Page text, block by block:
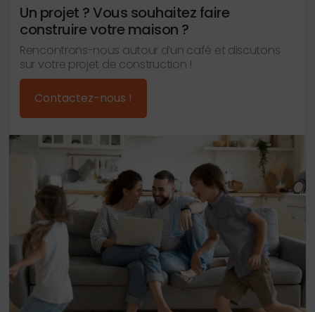
Un projet ? Vous souhaitez faire
construire votre maison ?
Rencontrons-nous autour d’un café et discutons
sur votre projet de construction !
Contactez-nous !